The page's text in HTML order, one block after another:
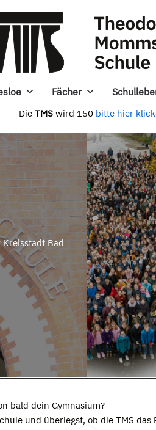
Fächer
TMS wird 150 bitte hier
Kreisstadt Bad
Inhalt zuzugreifen, klicken Sie auf die
Sie, dass dabei Daten an
werden.
bald dein Gymnasium?
und überlegst, ob die TMS